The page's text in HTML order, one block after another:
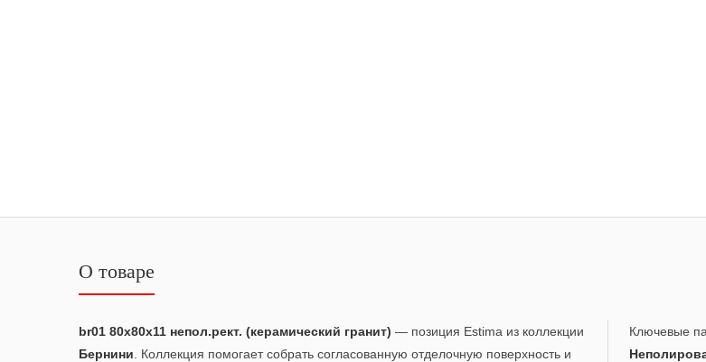
О товаре
br01 80x80x11 непол.рект. (керамический гранит) — позиция Estima из коллекции
Бернини . Коллекция помогает собрать согласованную отделочную поверхность и
Ключевые